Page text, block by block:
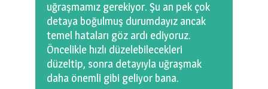
uğraşmamız gerekiyor. Şu an pek çok
detaya boğulmuş durumdayız ancak
temel hataları göz ardı ediyoruz.
Öncelikle hızlı düzelebilecekleri
düzeltip, sonra detayıyla uğraşmak
daha önemli gibi geliyor bana.